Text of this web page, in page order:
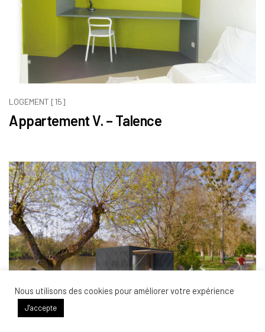
LOGEMENT [15]
Appartement V. – Talence
Nous utilisons des cookies pour améliorer votre expérience
J'accepte